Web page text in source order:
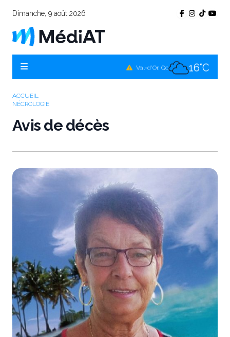
Dimanche, 9 août 2026
Val-d'Or, Qc 16°C
ACCUEIL
NÉCROLOGIE
Avis de décès